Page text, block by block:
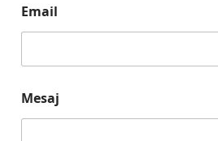
Email
Mesaj